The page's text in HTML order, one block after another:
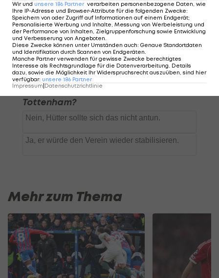
MitAdi Hütterist auch ein Österreicher in der
Verlosung um die Tudor-Nachfolge dabei.
Mehr zum Thema
Wir und unsere 186 Partner verarbeiten personenbezogene Daten, wie
Ihre IP-Adresse und Browser-Attribute für die folgenden Zwecke:
Speichern von oder Zugriff auf Informationen auf einem Endgerät;
Personalisierte Werbung und Inhalte, Messung von Werbeleistung und
der Performance von Inhalten, Zielgruppenforschung sowie Entwicklung
und Verbesserung von Angeboten.
Diese Zwecke können unter Umständen auch: Genaue Standortdaten
und Identifikation durch Scannen von Endgeräten.
Manche Partner verwenden für gewisse Zwecke berechtigtes
Interesse als Rechtsgrundlage für die Datenverarbeitung. Details
dazu, sowie die Möglichkeit Ihr Widerspruchsrecht auszuüben, sind hier
verfügbar: unsere 186 Partner
Impressum Datenschutzrichtlinie